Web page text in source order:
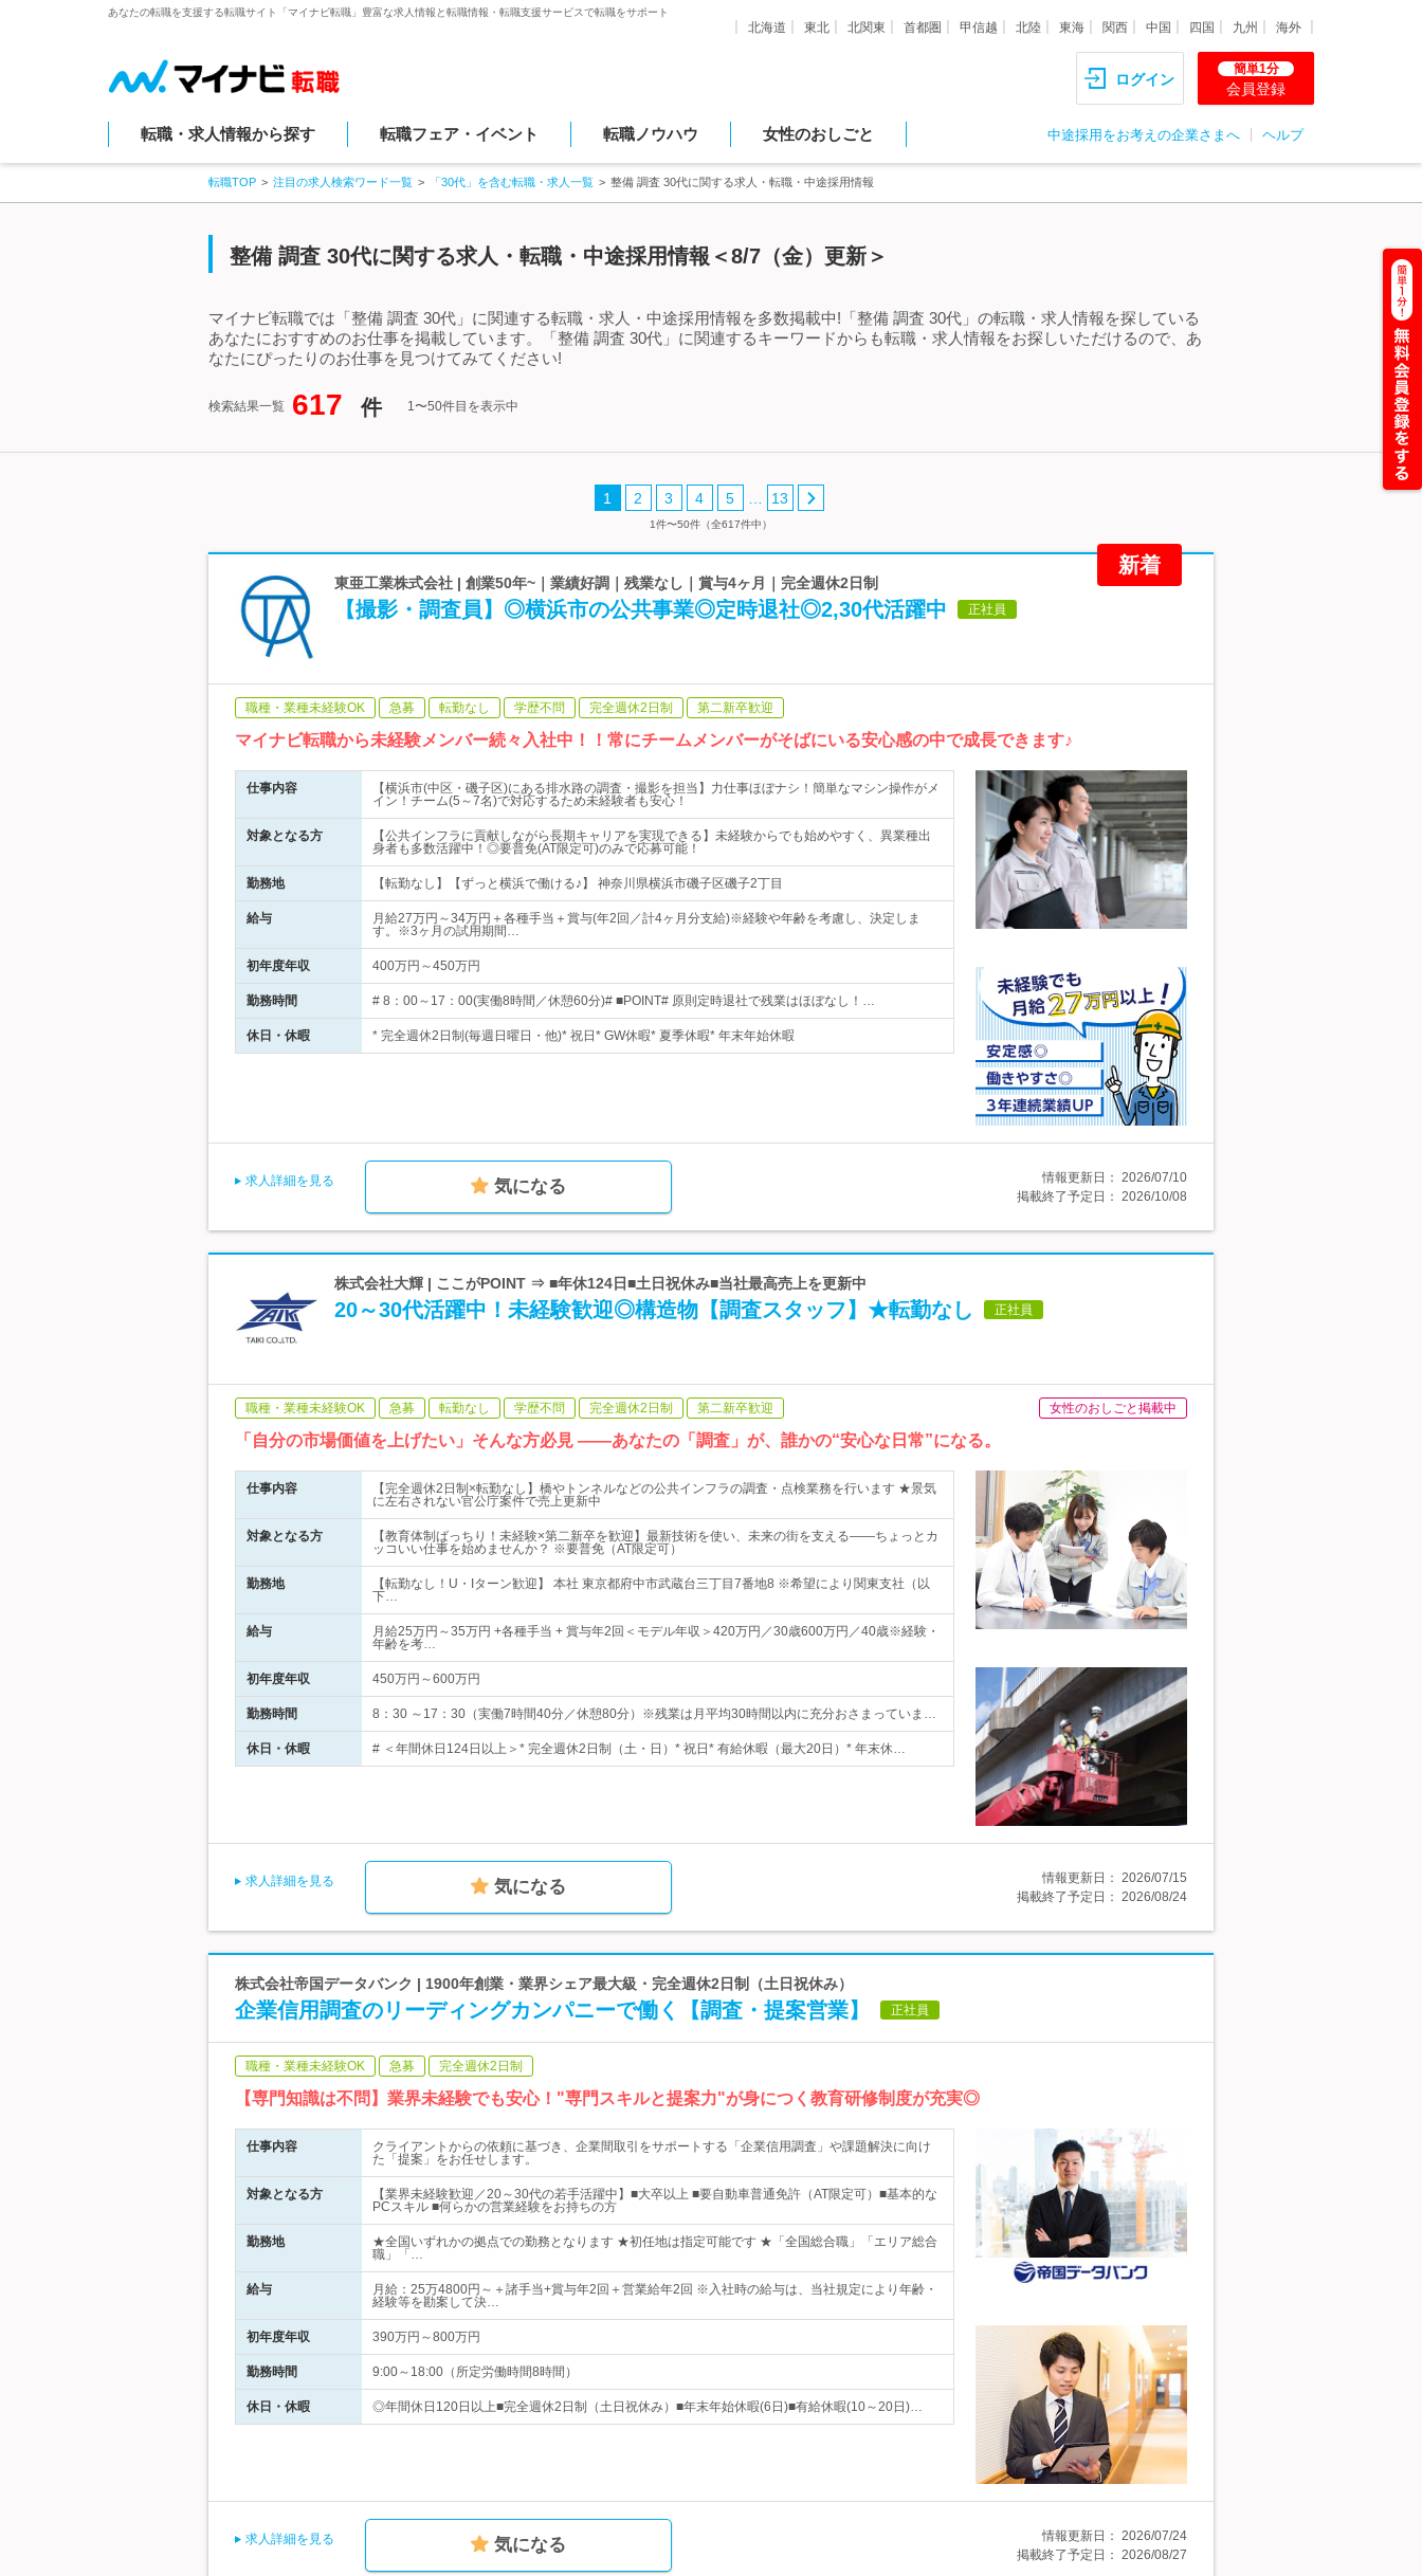
あなたの転職を支援する転職サイト「マイナビ転職」豊富な求人情報と転職情報・転職支援サービスで転職をサポート
北海道 東北 北関東 首都圏 甲信越 北陸 東海 関西 中国 四国 九州 海外
ログイン
簡単1分
会員登録
転職・求人情報から探す 転職フェア・イベント 転職ノウハウ 女性のおしごと 中途採用をお考えの企業さまへ ヘルプ
転職TOP 注目の求人検索ワード一覧 「30代」を含む転職・求人一覧 整備 調査 30代に関する求人・転職・中途採用情報
整備 調査 30代に関する求人・転職・中途採用情報＜8/7（金）更新＞
マイナビ転職では「整備 調査 30代」に関連する転職・求人・中途採用情報を多数掲載中!「整備 調査 30代」の転職・求人情報を探している
あなたにおすすめのお仕事を掲載しています。「整備 調査 30代」に関連するキーワードからも転職・求人情報をお探しいただけるので、あ
なたにぴったりのお仕事を見つけてみてください!
検索結果一覧 617 件 1〜50件目を表示中
1 2 3 4 5 13
1件〜50件（全617件中）
新着
東亜工業株式会社 | 創業50年~｜業績好調｜残業なし｜賞与4ヶ月｜完全週休2日制
【撮影・調査員】◎横浜市の公共事業◎定時退社◎2,30代活躍中 正社員
職種・業種未経験OK 急募 転勤なし 学歴不問 完全週休2日制 第二新卒歓迎
マイナビ転職から未経験メンバー続々入社中！！常にチームメンバーがそばにいる安心感の中で成長できます♪
仕事内容
【横浜市(中区・磯子区)にある排水路の調査・撮影を担当】力仕事ほぼナシ！簡単なマシン操作がメ
イン！チーム(5～7名)で対応するため未経験者も安心！
対象となる方
【公共インフラに貢献しながら長期キャリアを実現できる】未経験からでも始めやすく、異業種出
身者も多数活躍中！◎要普免(AT限定可)のみで応募可能！
勤務地 【転勤なし】【ずっと横浜で働ける♪】 神奈川県横浜市磯子区磯子2丁目
給与
月給27万円～34万円＋各種手当＋賞与(年2回／計4ヶ月分支給)※経験や年齢を考慮し、決定しま
す。※3ヶ月の試用期間…
初年度年収 400万円～450万円
勤務時間 # 8：00～17：00(実働8時間／休憩60分)# ■POINT# 原則定時退社で残業はほぼなし！…
休日・休暇 * 完全週休2日制(毎週日曜日・他)* 祝日* GW休暇* 夏季休暇* 年末年始休暇
求人詳細を見る 気になる 情報更新日： 2026/07/10
掲載終了予定日： 2026/10/08
株式会社大輝 | ここがPOINT ⇒ ■年休124日■土日祝休み■当社最高売上を更新中
20～30代活躍中！未経験歓迎◎構造物【調査スタッフ】★転勤なし 正社員
職種・業種未経験OK 急募 転勤なし 学歴不問 完全週休2日制 第二新卒歓迎 女性のおしごと掲載中
「自分の市場価値を上げたい」そんな方必見 ――あなたの「調査」が、誰かの“安心な日常”になる。
仕事内容
【完全週休2日制×転勤なし】橋やトンネルなどの公共インフラの調査・点検業務を行います ★景気
に左右されない官公庁案件で売上更新中
対象となる方
【教育体制ばっちり！未経験×第二新卒を歓迎】最新技術を使い、未来の街を支える――ちょっとカ
ッコいい仕事を始めませんか？ ※要普免（AT限定可）
勤務地
【転勤なし！U・Iターン歓迎】 本社 東京都府中市武蔵台三丁目7番地8 ※希望により関東支社（以
下…
給与
月給25万円～35万円 +各種手当 + 賞与年2回＜モデル年収＞420万円／30歳600万円／40歳※経験・
年齢を考…
初年度年収 450万円～600万円
勤務時間 8：30 ～17：30（実働7時間40分／休憩80分）※残業は月平均30時間以内に充分おさまっていま…
休日・休暇 # ＜年間休日124日以上＞* 完全週休2日制（土・日）* 祝日* 有給休暇（最大20日）* 年末休…
求人詳細を見る 気になる 情報更新日： 2026/07/15
掲載終了予定日： 2026/08/24
株式会社帝国データバンク | 1900年創業・業界シェア最大級・完全週休2日制（土日祝休み）
企業信用調査のリーディングカンパニーで働く【調査・提案営業】 正社員
職種・業種未経験OK 急募 完全週休2日制
【専門知識は不問】業界未経験でも安心！"専門スキルと提案力"が身につく教育研修制度が充実◎
仕事内容
クライアントからの依頼に基づき、企業間取引をサポートする「企業信用調査」や課題解決に向け
た「提案」をお任せします。
対象となる方
【業界未経験歓迎／20～30代の若手活躍中】■大卒以上 ■要自動車普通免許（AT限定可）■基本的な
PCスキル ■何らかの営業経験をお持ちの方
勤務地
★全国いずれかの拠点での勤務となります ★初任地は指定可能です ★「全国総合職」「エリア総合
職」「…
給与
月給：25万4800円～＋諸手当+賞与年2回＋営業給年2回 ※入社時の給与は、当社規定により年齢・
経験等を勘案して決…
初年度年収 390万円～800万円
勤務時間 9:00～18:00（所定労働時間8時間）
休日・休暇 ◎年間休日120日以上■完全週休2日制（土日祝休み）■年末年始休暇(6日)■有給休暇(10～20日)…
求人詳細を見る 気になる 情報更新日： 2026/07/24
掲載終了予定日： 2026/08/27